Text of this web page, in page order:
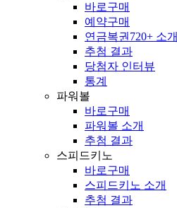
바로구매
예약구매
연금복권720+ 소개
추첨 결과
당첨자 인터뷰
통계
파워볼
바로구매
파워볼 소개
추첨 결과
스피드키노
바로구매
스피드키노 소개
추첨 결과